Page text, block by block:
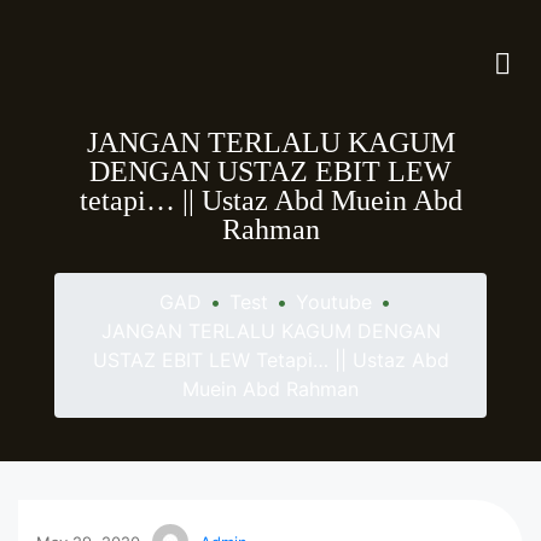
JANGAN TERLALU KAGUM
DENGAN USTAZ EBIT LEW
tetapi… || Ustaz Abd Muein Abd
Rahman
• •
•